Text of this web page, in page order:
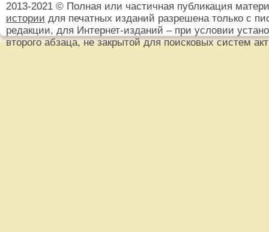
2013-2021 © Полная или частичная публикация
истории для печатных изданий разрешена только с
редакции, для Интернет-изданий – при условии
второго абзаца, не закрытой для поисковых систем